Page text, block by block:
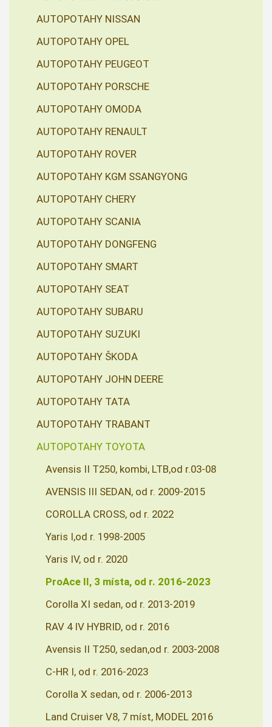
AUTOPOTAHY NISSAN
AUTOPOTAHY OPEL
AUTOPOTAHY PEUGEOT
AUTOPOTAHY PORSCHE
AUTOPOTAHY OMODA
AUTOPOTAHY RENAULT
AUTOPOTAHY ROVER
AUTOPOTAHY KGM SSANGYONG
AUTOPOTAHY CHERY
AUTOPOTAHY SCANIA
AUTOPOTAHY DONGFENG
AUTOPOTAHY SMART
AUTOPOTAHY SEAT
AUTOPOTAHY SUBARU
AUTOPOTAHY SUZUKI
AUTOPOTAHY ŠKODA
AUTOPOTAHY JOHN DEERE
AUTOPOTAHY TATA
AUTOPOTAHY TRABANT
AUTOPOTAHY TOYOTA
Avensis II T250, kombi, LTB,od r.03-08
AVENSIS III SEDAN, od r. 2009-2015
COROLLA CROSS, od r. 2022
Yaris I,od r. 1998-2005
Yaris IV, od r. 2020
ProAce II, 3 místa, od r. 2016-2023
Corolla XI sedan, od r. 2013-2019
RAV 4 IV HYBRID, od r. 2016
Avensis II T250, sedan,od r. 2003-2008
C-HR I, od r. 2016-2023
Corolla X sedan, od r. 2006-2013
Land Cruiser V8, 7 míst, MODEL 2016